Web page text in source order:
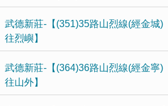
武德新莊-【(351)35路山烈線(經金城)
往烈嶼】
武德新莊-【(364)36路山烈線(經金寧)
往山外】